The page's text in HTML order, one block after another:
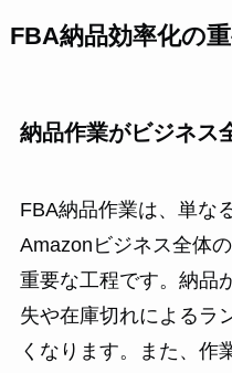
FBA納品効率化の
納品作業がビジネス
FBA納品作業は、単な
Amazonビジネス全体
重要な工程です。納品
失や在庫切れによるラ
くなります。また、作